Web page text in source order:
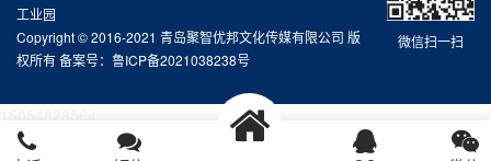
微信扫一扫
工业园
Copyright © 2016-2021 青岛聚智优邦文化传媒有限公司 版
权所有 备案号： 鲁ICP备2021038238号
15054828564